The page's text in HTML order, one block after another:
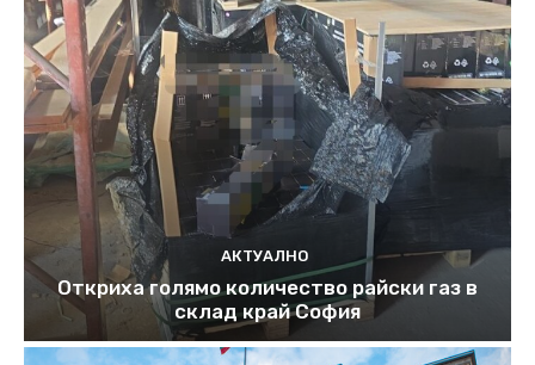
АКТУАЛНО
Откриха голямо количество райски газ в
склад край София